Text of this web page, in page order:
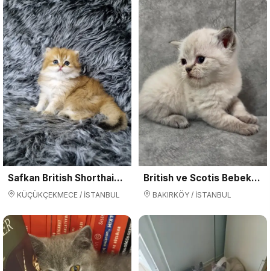
Safkan British Shorthair Yavrular | Ev Üretimi, Sağlıklı ve Organik
KÜÇÜKÇEKMECE / İSTANBUL
British ve Scotis Bebeklerimiz...
BAKIRKÖY / İSTANBUL